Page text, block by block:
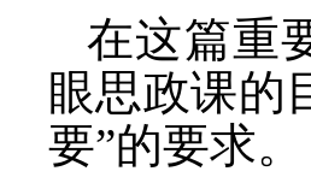
在这篇重
眼思政课的
要”的要求。